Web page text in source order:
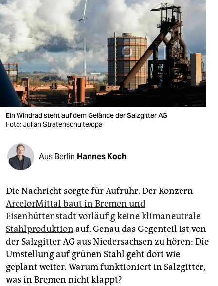
berlin
nord
wahrheit
verlag
verlag
veranstaltungen
shop
fragen & hilfe
unterstützen
abo
genossenschaft
epaper login
Ein Windrad steht auf dem Gelände der Salzgitter AG
Foto: Julian Stratenschulte/dpa
Aus Berlin Hannes Koch
Die Nachricht sorgte für Aufruhr. Der Konzern
ArcelorMittal baut in Bremen und
Eisenhüttenstadt vorläufig keine klimaneutrale
Stahlproduktion auf. Genau das Gegenteil ist von
der Salzgitter AG aus Niedersachsen zu hören: Die
Umstellung auf grünen Stahl geht dort wie
geplant weiter. Warum funktioniert in Salzgitter,
was in Bremen nicht klappt?